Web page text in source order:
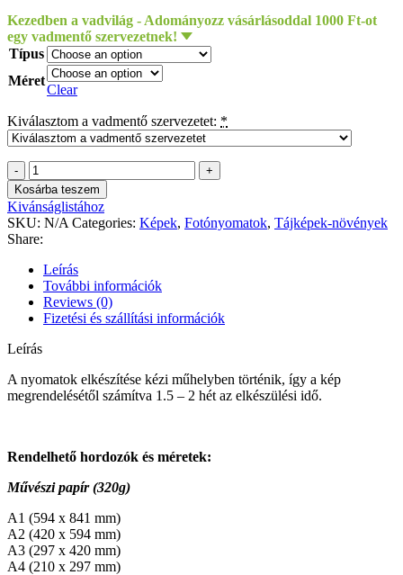
Kezedben a vadvilág - Adományozz vásárlásoddal 1000 Ft-ot
egy vadmentő szervezetnek!
Típus
Méret
Clear
Kiválasztom a vadmentő szervezetet: *
Török
János
-
Faágak
quantity
Kosárba teszem
Kivánságlistához
SKU: N/A Categories: Képek, Fotónyomatok, Tájképek-növények
Share:
Leírás
További információk
Reviews (0)
Fizetési és szállítási információk
Leírás
A nyomatok elkészítése kézi műhelyben történik, így a kép
megrendelésétől számítva 1.5 – 2 hét az elkészülési idő.
Rendelhető hordozók és méretek:
Művészi papír (320g)
A1 (594 x 841 mm)
A2 (420 x 594 mm)
A3 (297 x 420 mm)
A4 (210 x 297 mm)